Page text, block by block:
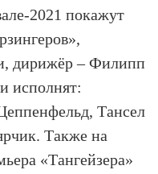
2021 покажут
дирижёр – Филипп
исполнят:
Тансел
Также на
«Тангейзера»